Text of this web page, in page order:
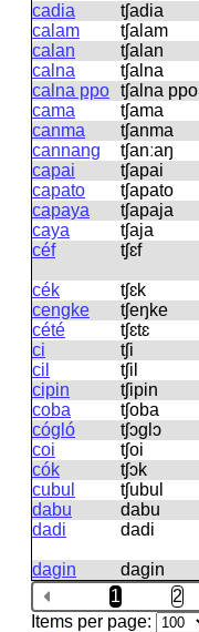
cadia
tʃadia
calam
tʃalam
calan
tʃalan
calna
tʃalna
calna ppo tʃalna ppo
cama
tʃama
canma
tʃanma
cannang
tʃanːaŋ
capai
tʃapai
capato
tʃapato
capaya
tʃapaja
caya
tʃaja
céf
tʃɛf
cék
tʃɛk
cengke
tʃeŋke
cété
tʃɛtɛ
ci
tʃi
cil
tʃil
cipin
tʃipin
coba
tʃoba
cógló
tʃɔɡlɔ
coi
tʃoi
cók
tʃɔk
cubul
tʃubul
dabu
dabu
dadi
dadi
dagin
daɡin
1
2
Items per page: